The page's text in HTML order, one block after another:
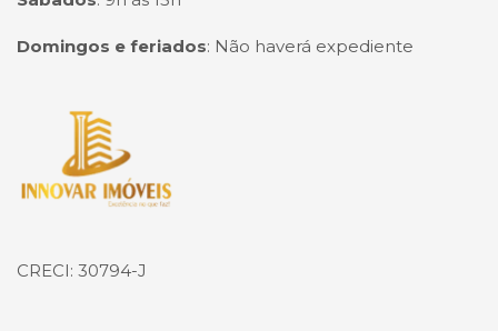
Domingos e feriados: Não haverá expediente
Página inicial
CRECI: 30794-J